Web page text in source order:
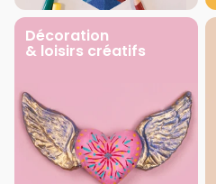
Décoration
& loisirs créatifs